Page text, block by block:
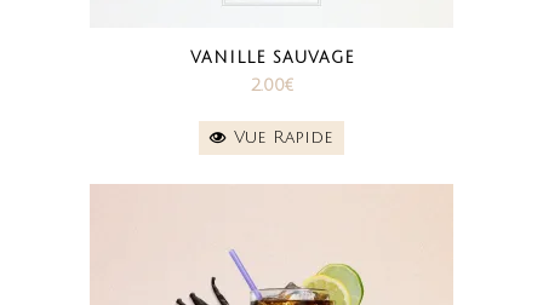
VANILLE SAUVAGE
2.00€
Vue Rapide